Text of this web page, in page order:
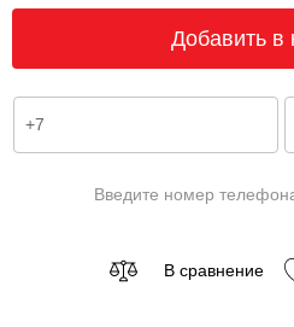
Введите номер
В сравнение